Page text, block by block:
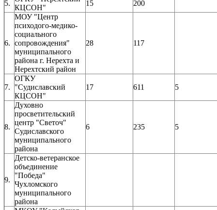
5.
КЦСОН"
15 200
6.
МОУ "Центр
психодого-медико-
социального
сопровождения"
муниципального
района г. Нерехта и
Нерехтский район
28 117
7.
ОГКУ
"Судиславский
КЦСОН"
17 611 5
8.
Духовно
просветительский
центр "Светоч"
Судиславского
муниципального
района
6 235 5
9.
Детско-ветеранское
объединение
"Победа"
Чухломского
муниципального
района